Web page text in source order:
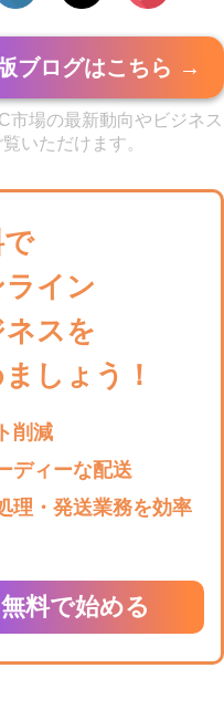
ブログはこちら →
市場の最新動向やビジネス
いただけます。
イン
ネスを
しょう！
削減
ディーな配送
理・発送業務を効率
無料で始める